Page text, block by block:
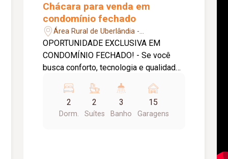
Chácara para venda em
condomínio fechado
Área Rural de Uberlândia -
Uberlândia/MG
OPORTUNIDADE EXCLUSIVA EM
CONDOMÍNIO FECHADO! - Se você
busca conforto, tecnologia e qualidade
propriedade é simplesmente perfeita! -
Localizada a apenas 20 km de asfalto +
1 km de estrada de terra de Uberlândia,
2
Dorm.
2
Suítes
3
Banho
15
Garagens